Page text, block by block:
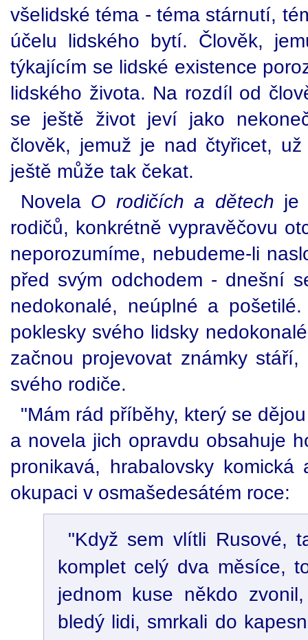
všelidské téma - téma stárnutí,
účelu lidského bytí. Člověk,
týkajícím se lidské existence
lidského života. Na rozdíl od
se ještě život jeví jako
člověk, jemuž je nad čtyřicet,
ještě může tak čekat.
Novela O rodičích a dětech je
rodičů, konkrétně vypravěčovu
neporozumíme, nebudeme-li
před svým odchodem - dnešní
nedokonalé, neúplné a
poklesky svého lidsky
začnou projevovat známky
svého rodiče.
"Mám rád příběhy, který se
a novela jich opravdu obsahuje
pronikavá, hrabalovsky
okupaci v osmašedesátém roce:
"Když sem vlítli Rusové,
komplet celý dva měsíce,
jednom kuse někdo
bledý lidi, smrkali do